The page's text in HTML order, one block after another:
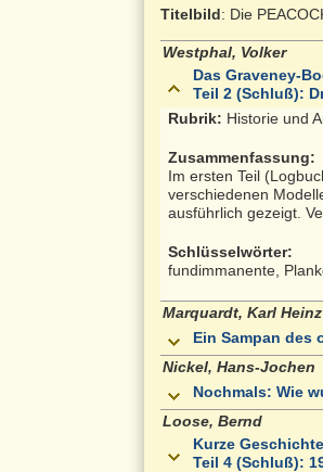
Titelbild: Die
Westphal, Volker
Das Graveney-
Teil 2 (Schluß):
Rubrik: Historie und
Zusammenfassung:
Im ersten Teil
verschiedenen
ausführlich gezeigt.
Schlüsselwörter:
fundimmanente,
Marquardt, Karl Heinz
Ein Sampan des
Nickel, Hans-Jochen
Nochmals: Wie
Loose, Bernd
Kurze
Teil 4 (Schluß):